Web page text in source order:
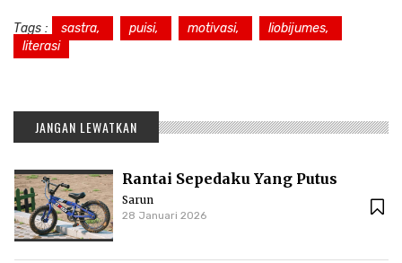
Tags : sastra, puisi, motivasi,
liobijumes,
literasi
JANGAN LEWATKAN
Rantai Sepedaku Yang Putus
Sarun
28 Januari 2026